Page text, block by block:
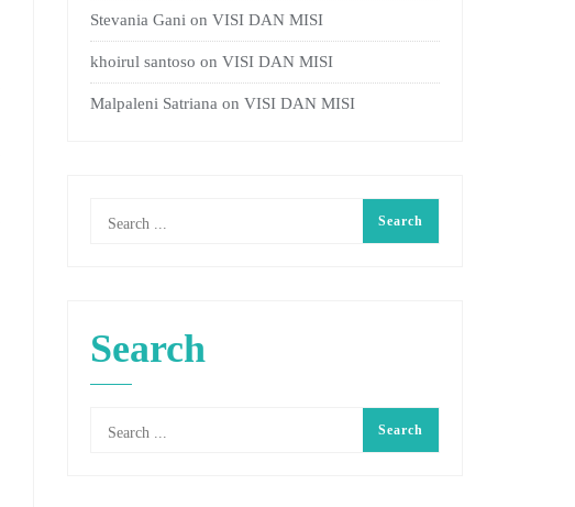
Stevania Gani on VISI DAN MISI
khoirul santoso on VISI DAN MISI
Malpaleni Satriana on VISI DAN MISI
Search